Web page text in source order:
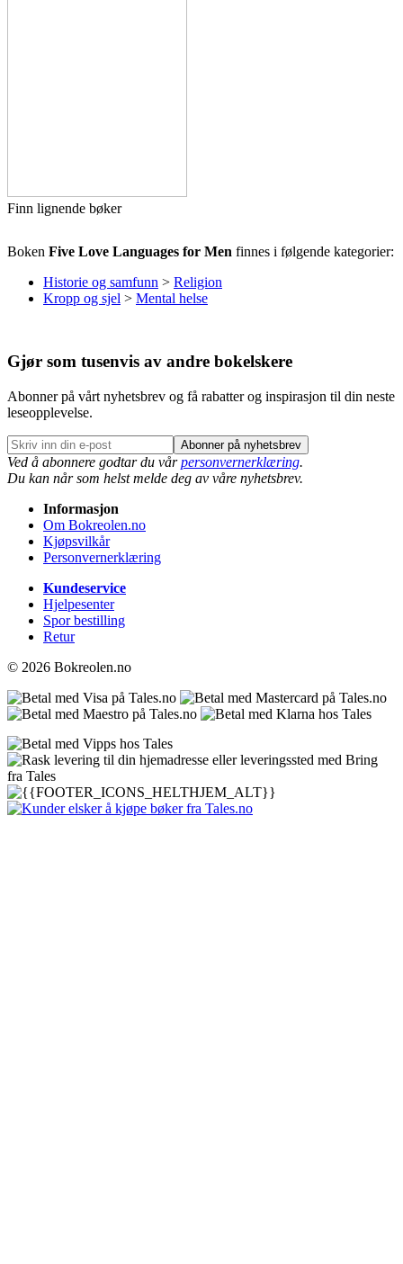
Finn lignende bøker
Boken Five Love Languages for Men finnes i følgende kategorier:
Historie og samfunn > Religion
Kropp og sjel > Mental helse
Gjør som tusenvis av andre bokelskere
Abonner på vårt nyhetsbrev og få rabatter og inspirasjon til din neste
leseopplevelse.
Abonner på nyhetsbrev
Ved å abonnere godtar du vårpersonvernerklæring.
Du kan når som helst melde deg av våre nyhetsbrev.
Informasjon
Om Bokreolen.no
Kjøpsvilkår
Personvernerklæring
Kundeservice
Hjelpesenter
Spor bestilling
Retur
© 2026 Bokreolen.no